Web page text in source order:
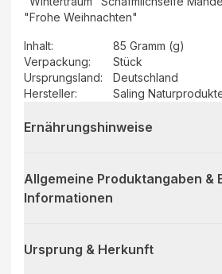
"Frohe Weihnachten"
Inhalt:
85 Gramm (g)
Verpackung:
Stück
Ursprungsland:
Deutschland
Hersteller: Saling
Ernährungshinweise
Allgemeine Produktangaben &
Informationen
Ursprung & Herkunft